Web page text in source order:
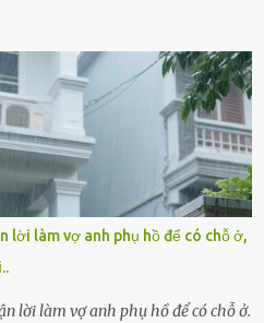
Quốc Tùng xem như điềm gở. Ông
có tiếng ở Bình Dương, cùng vợ là
nhẫn tâm: bỏ lại đứa trẻ. Họ
dưỡng” và ký vào giấy từ chối
xử lý bé như một trường hợp bị
của họ – Trần Lệ Mi – vẫn đang
hay biết chuyện gì xảy ra.
cảnh sát công tác tại địa phương,
đưa đi trong lặng lẽ. Nét mặt đỏ
lời làm vợ anh phụ hồ để có chỗ ở,
lời làm vợ anh phụ hồ để có chỗ ở.